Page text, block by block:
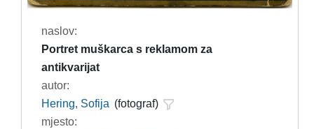
naslov:
Portret muškarca s reklamom za
antikvarijat
autor:
Hering, Sofija (fotograf)
mjesto: